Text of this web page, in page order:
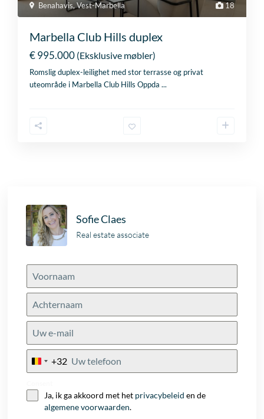
18
Benahavis,Vest-Marbella
Marbella Club Hills duplex
€ 995.000 (Eksklusive møbler)
Romslig duplex-leilighet med stor terrasse og privat
uteområde i Marbella Club Hills Oppda...
Sofie Claes
Real estate associate
Belgium
+32
Ja, ik ga akkoord met het privacybeleid en de
algemene voorwaarden.